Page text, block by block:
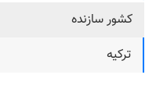
کشور سازنده
ترکیه